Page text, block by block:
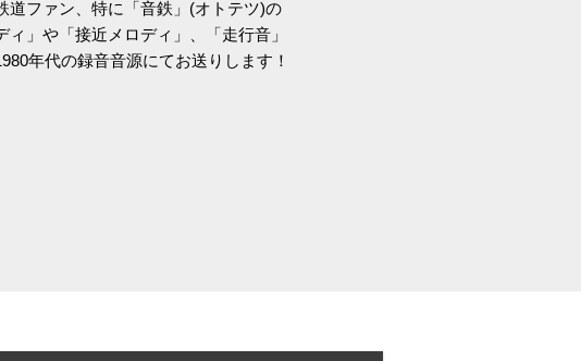
道ファン、特に「音鉄」(オトテツ)の
」や「接近メロディ」、「走行音」
年代の録音音源にてお送りします！